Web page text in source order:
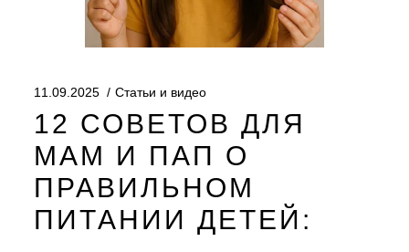
11.09.2025 Статьи и видео
12 СОВЕТОВ ДЛЯ
МАМ И ПАП О
ПРАВИЛЬНОМ
ПИТАНИИ ДЕТЕЙ: ⠀